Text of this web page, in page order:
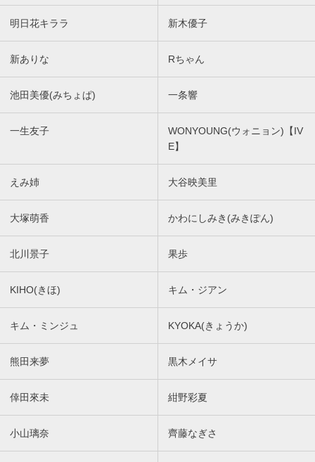
明日花キララ 新木優子
新ありな Rちゃん
池田美優(みちょぱ) 一条響
一生友子
WONYOUNG(ウォニョン)【IV
E】
えみ姉 大谷映美里
大塚萌香 かわにしみき(みきぽん)
北川景子 果歩
KIHO(きほ) キム・ジアン
キム・ミンジュ KYOKA(きょうか)
熊田来夢 黒木メイサ
倖田來未 紺野彩夏
小山璃奈 齊藤なぎさ